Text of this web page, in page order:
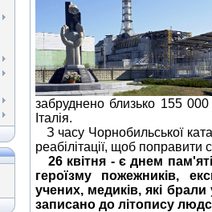
забруднено близько 155
Італія.
З часу Чорнобильської
реабілітації, щоб поправити
26 квітня - є днем
героїзму пожежників,
учених, медиків, які
записано до літопису